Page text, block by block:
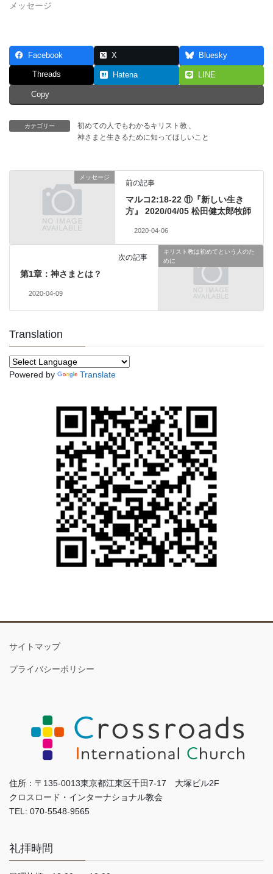
メッセージ
Facebook X Bluesky
Threads Hatena LINE
Copy
カテゴリー 初めての人でもわかるキリスト教 、
神さまと生きるために知ってほしいこと
メッセージ
前の記事
マルコ2:18-22 ⑪『新しい生き
方』 2020/04/05 松田健太郎牧師
2020-04-06
キリスト教は初めてという人のた
めに
次の記事
第1章：神さまとは？
2020-04-09
Translation
Powered by Translate
サイトマップ
プライバシーポリシー
住所：〒135-0013東京都江東区千田7-17 大塚ビル2F
クロスロード・インターナショナル教会
TEL: 070-5548-9565
礼拝時間